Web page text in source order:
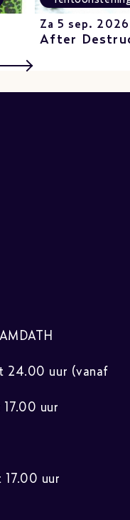
Za 5 sep.
After
24.00 uur (vanaf
uur
uur